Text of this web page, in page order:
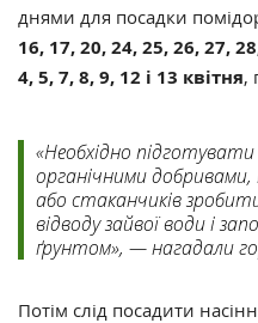
днями для посадки
16, 17, 20, 24, 25, 26, 27,
4, 5, 7, 8, 9, 12 і 13 квітня,
«Необхідно
органічними
або стаканчиків
відводу зайвої води і
ґрунтом», — нагадали
Потім слід посадити